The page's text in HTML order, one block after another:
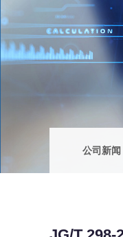
石油
轻工产
制药
建筑
农副产
专项
公司新闻